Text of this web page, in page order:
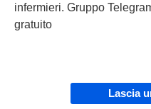
infermieri. Gruppo
gratuito
Lascia